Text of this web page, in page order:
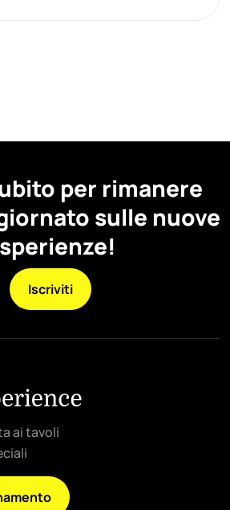
per rimanere
sulle nuove
Iscriviti
ai tavoli